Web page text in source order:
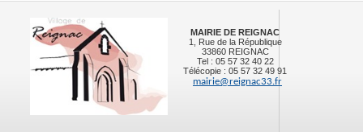
MAIRIE DE REIGNAC
1, Rue de la République
33860 REIGNAC
Tel : 05 57 32 40 22
Télécopie : 05 57 32 49 91
mairie@reignac33.fr